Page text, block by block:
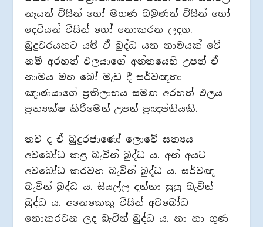
නෑයන් විසින් හෝ මහණ බමුණන් විසින් හෝ
දෙවියන් විසින් හෝ නොකරන ලදහ.
බුදුවරයනට යම් ඒ බුද්ධ යන නාමයක් වේ
නම් අරහත් ඵලයාගේ අන්තයෙහි උපන් ඒ
නාමය මහ බෝ මැඩ දී සර්වඥතා
ඤාණයාගේ ප්‍රතිලාභය සමඟ අරහත් ඵලය
ප්‍රත්‍යක්ෂ කිරීමෙන් උපන් ප්‍රඥප්තියකි.
තව ද ඒ බුදුරජාණෝ ලොවේ සත්‍යය
අවබෝධ කළ බැවින් බුද්ධ ය. අන් අයට
අවබෝධ කරවන බැවින් බුද්ධ ය. සර්වඥ
බැවින් බුද්ධ ය. සියල්ල දන්නා සුලු බැවින්
බුද්ධ ය. අනෙකෙකු විසින් අවබෝධ
නොකරවන ලද බැවින් බුද්ධ ය. නා නා ගුණ